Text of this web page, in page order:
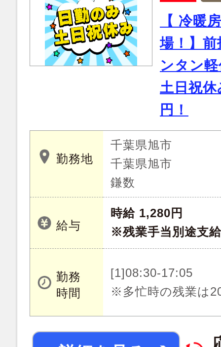
【 冷暖
場！】
ンタン
土日祝
円！
勤務地
千葉県旭市
千葉県旭市
鎌数
給与
時給 1,280円
※残業手当別途支給
勤務
時間
[1]08:30-17:05
※多忙時の残業は